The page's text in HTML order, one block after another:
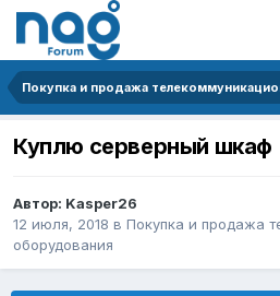
Куплю серверный шкаф
Автор: Kasper26
12 июля, 2018 в Покупка и продажа
оборудования